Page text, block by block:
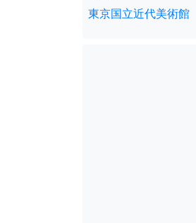
東京国立近代美術館